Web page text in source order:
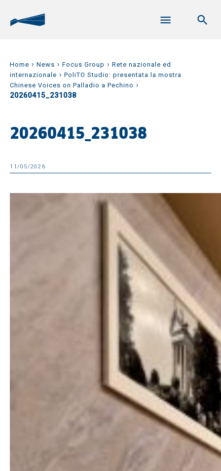
Home › News › Focus Group › Rete nazionale ed
internazionale › PoliTO Studio: presentata la mostra
Chinese Voices on Palladio a Pechino ›
20260415_231038
20260415_231038
11/05/2026